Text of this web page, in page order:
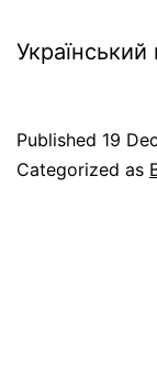
Published 19
Categorized as